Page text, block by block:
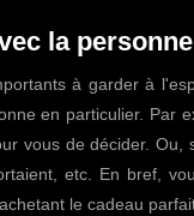
la
à garder à
en particulier.
vous de décider.
etc. En bref,
le cadeau